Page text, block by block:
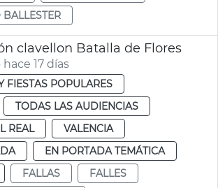
clavellon Batalla de Flores
17 días
FIESTAS POPULARES
TODAS LAS AUDIENCIAS
REAL
VALENCIA
EN PORTADA TEMÁTICA
FALLAS
FALLES